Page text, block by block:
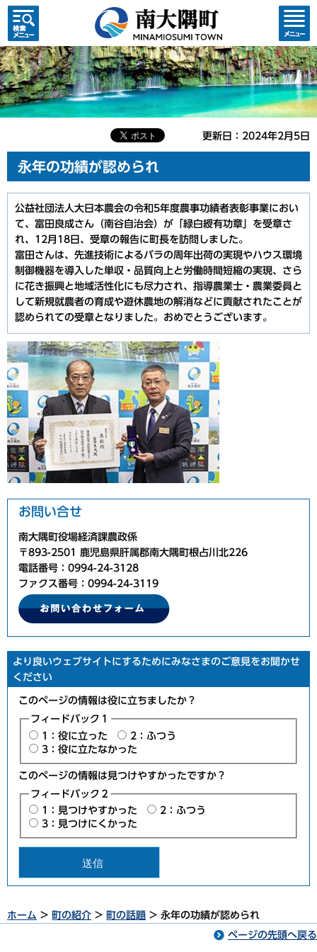
検索・
共通メ
ニュー
コンテ
ンツメ
ニュー
更新日：2024年2月5日
永年の功績が認められ
公益社団法人大日本農会の令和5年度農事功績者表彰事業におい
て、富田良成さん（南谷自治会）が「緑白綬有功章」を受章さ
れ、12月18日、受章の報告に町長を訪問しました。
富田さんは、先進技術によるバラの周年出荷の実現やハウス環境
制御機器を導入した単収・品質向上と労働時間短縮の実現、さら
に花き振興と地域活性化にも尽力され、指導農業士・農業委員と
して新規就農者の育成や遊休農地の解消などに貢献されたことが
認められての受章となりました。おめでとうございます。
お問い合せ
南大隅町役場経済課農政係
〒893-2501 鹿児島県肝属郡南大隅町根占川北226
電話番号：0994-24-3128
ファクス番号：0994-24-3119
より良いウェブサイトにするためにみなさまのご意見をお聞かせ
ください
このページの情報は役に立ちましたか？
フィードバック１
1：役に立った
2：ふつう
3：役に立たなかった
このページの情報は見つけやすかったですか？
フィードバック２
1：見つけやすかった
2：ふつう
3：見つけにくかった
ホーム > 町の紹介 > 町の話題 > 永年の功績が認められ
ページの先頭へ戻る